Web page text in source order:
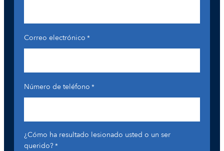
Correo electrónico *
Número de teléfono *
¿Cómo ha resultado lesionado usted o un ser
querido?*